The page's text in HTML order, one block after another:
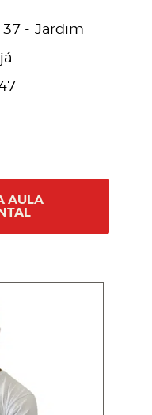
37 - Jardim
AULA